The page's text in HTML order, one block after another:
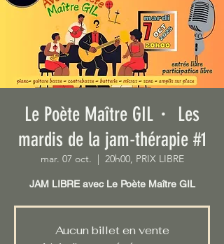
Le Poète Maître GIL・ Les
mardis de la jam-thérapie #1
mar. 07 oct. 20h00, PRIX LIBRE
JAM LIBRE avec Le Poète Maître GIL
Aucun billet en vente